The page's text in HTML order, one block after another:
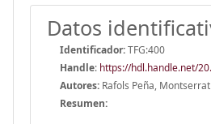
Datos
Identificador:TFG:400
Handle: https://hdl.handle.net/
Autores: Rafols Peña, Montserrat
Resumen: